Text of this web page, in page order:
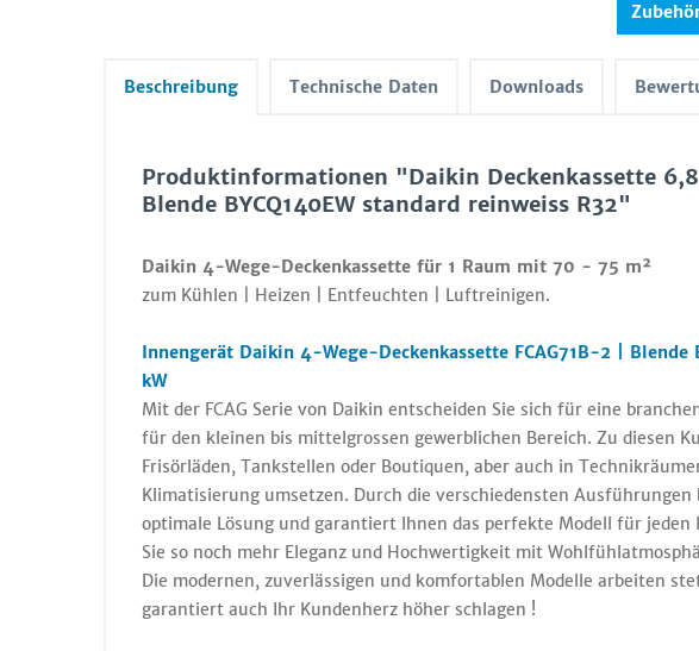
Beschreibung Technische Daten Downloads
Produktinformationen "Daikin Deckenkassette
Blende BYCQ140EW standard reinweiss R32"
Daikin 4-Wege-Deckenkassette für 1 Raum mit 70 - 75 m²
zum Kühlen | Heizen | Entfeuchten | Luftreinigen.
Innengerät Daikin 4-Wege-Deckenkassette FCAG71B-2 | Blende
kW
Mit der FCAG Serie von Daikin entscheiden Sie sich für eine
für den kleinen bis mittelgrossen gewerblichen Bereich. Zu diesen
Frisörläden, Tankstellen oder Boutiquen, aber auch in
Klimatisierung umsetzen. Durch die verschiedensten
optimale Lösung und garantiert Ihnen das perfekte Modell für jeden
Sie so noch mehr Eleganz und Hochwertigkeit mit
Die modernen, zuverlässigen und komfortablen Modelle arbeiten
garantiert auch Ihr Kundenherz höher schlagen !